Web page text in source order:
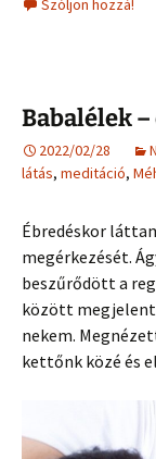
Szóljon hozzá!
Babalélek
2022/02/28
látás, meditáció,
Ébredéskor
megérkezését.
beszűrődött a
között megjelent
nekem.
kettőnk közé és